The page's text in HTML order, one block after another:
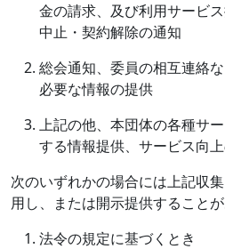
金の請求、及び利用サービ
中止・契約解除の通知
総会通知、委員の相互連絡
必要な情報の提供
上記の他、本団体の各種サ
する情報提供、サービス向
次のいずれかの場合には上記収
用し、または開示提供することが
法令の規定に基づくとき